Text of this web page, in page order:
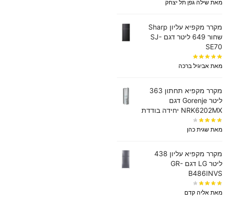
מאת שילה גפן תל יצחק
מקרר מקפיא עליון Sharp
שחור 649 ליטר דגם SJ-
SE70
מאת אביגיל ברכה
מקרר ‏מקפיא תחתון 363
‏ליטר Gorenje דגם
NRK6202MX יחידה בודדת
מאת שגית כהן
מקרר מקפיא עליון 438
‏ליטר LG דגם GR-
B486INVS
מאת אליה קדם